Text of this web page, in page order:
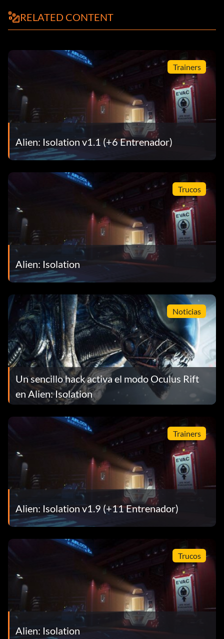
RELATED CONTENT
Trainers
Alien: Isolation v1.1 (+6 Entrenador)
Trucos
Alien: Isolation
Noticias
Un sencillo hack activa el modo Oculus Rift
en Alien: Isolation
Trainers
Alien: Isolation v1.9 (+11 Entrenador)
Trucos
Alien: Isolation